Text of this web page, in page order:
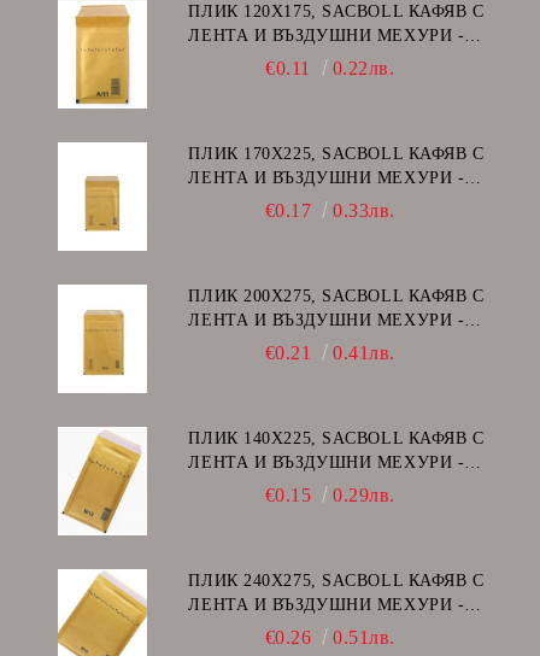
ПЛИК 120Х175, SACBOLL КАФЯВ С
ЛЕНТА И ВЪЗДУШНИ МЕХУРИ -
€0.11 0.22лв.
ПЛИК 170Х225, SACBOLL КАФЯВ С
ЛЕНТА И ВЪЗДУШНИ МЕХУРИ -
€0.17 0.33лв.
ПЛИК 200Х275, SACBOLL КАФЯВ С
ЛЕНТА И ВЪЗДУШНИ МЕХУРИ -
€0.21 0.41лв.
ПЛИК 140Х225, SACBOLL КАФЯВ С
ЛЕНТА И ВЪЗДУШНИ МЕХУРИ -
€0.15 0.29лв.
ПЛИК 240Х275, SACBOLL КАФЯВ С
ЛЕНТА И ВЪЗДУШНИ МЕХУРИ -
€0.26 0.51лв.